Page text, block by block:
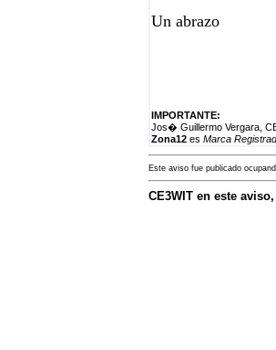
Un abrazo
IMPORTANTE:
Jos� Guillermo Vergara,
Zona12 es Marca
Este aviso fue publicado
CE3WIT en este